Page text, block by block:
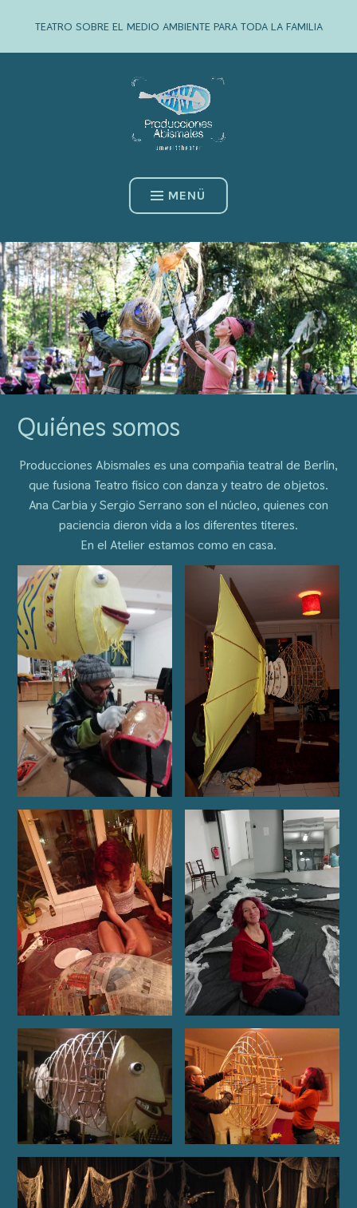
springen
TEATRO SOBRE EL MEDIO AMBIENTE PARA TODA LA FAMILIA
MENÜ
Quiénes somos
Producciones Abismales es una compañia teatral de Berlín,
que fusiona Teatro físico con danza y teatro de objetos.
Ana Carbia y Sergio Serrano son el núcleo, quienes con
paciencia dieron vida a los diferentes títeres.
En el Atelier estamos como en casa.